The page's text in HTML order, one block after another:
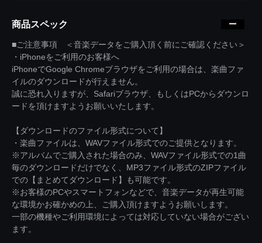
商品スペック
■ご注意事項 ＜音楽データをご購入頂く前にご確認ください＞
・iPhoneをご利用のお客様へ
iPhoneでGoogle Chromeブラウザをご利用の場合は、楽曲ファ
イルのダウンロードが行えません。
誠に恐れ入りますが、Safariブラウザ、もしくはPCからダウンロ
ードを頂けますようお願いいたします。
【ダウンロードのファイル形式について】
・楽曲ファイルは、WAVファイル形式でのご提供となります。
※アルバムでご購入された場合のみ、WAVファイル形式での1曲
毎のダウンロードだけでなく、MP3ファイル形式のZIPファイル
での【まとめてダウンロード】も可能です。
※お客様のPCやスマートフォンなどで、音楽データが再生可能
な環境かお確かめの上、ご購入頂けますようお願いします。
一部の機種やご利用環境によっては対応していない場合がござい
ます。